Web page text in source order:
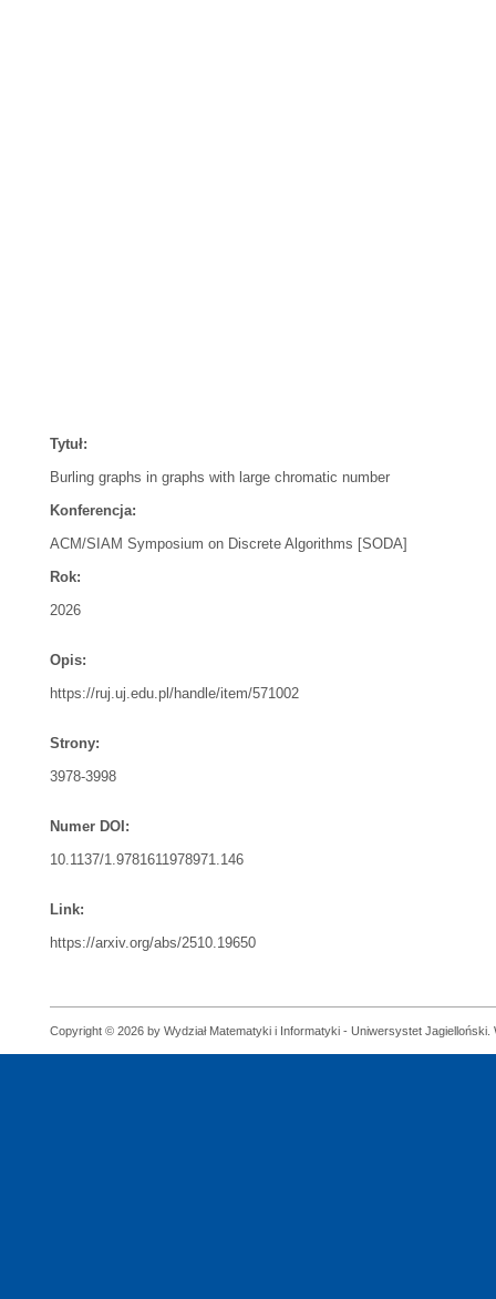
Tytuł:
Burling graphs in graphs with large chromatic number
Konferencja:
ACM/SIAM Symposium on Discrete Algorithms [SODA]
Rok:
2026
Opis:
https://ruj.uj.edu.pl/handle/item/571002
Strony:
3978-3998
Numer DOI:
10.1137/1.9781611978971.146
Link:
https://arxiv.org/abs/2510.19650
Copyright © 2026 by Wydział Matematyki i Informatyki - Uniwersystet